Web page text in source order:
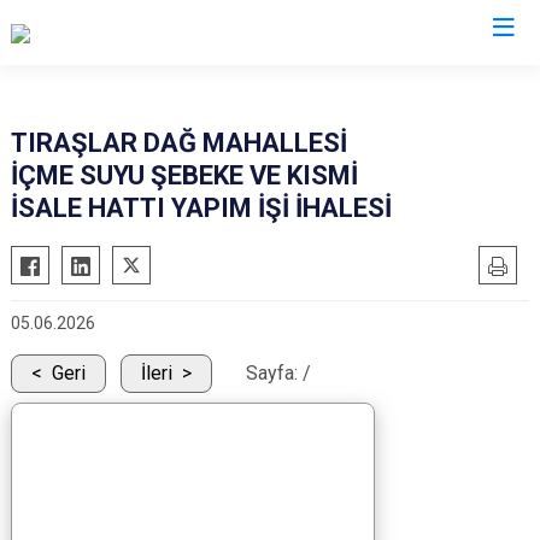
Cumayeri
Çilimli
Kaynaşlı
Yığılca
TIRAŞLAR DAĞ MAHALLESİ
İÇME SUYU ŞEBEKE VE KISMİ
İSALE HATTI YAPIM İŞİ İHALESİ
05.06.2026
Geri İleri Sayfa: /